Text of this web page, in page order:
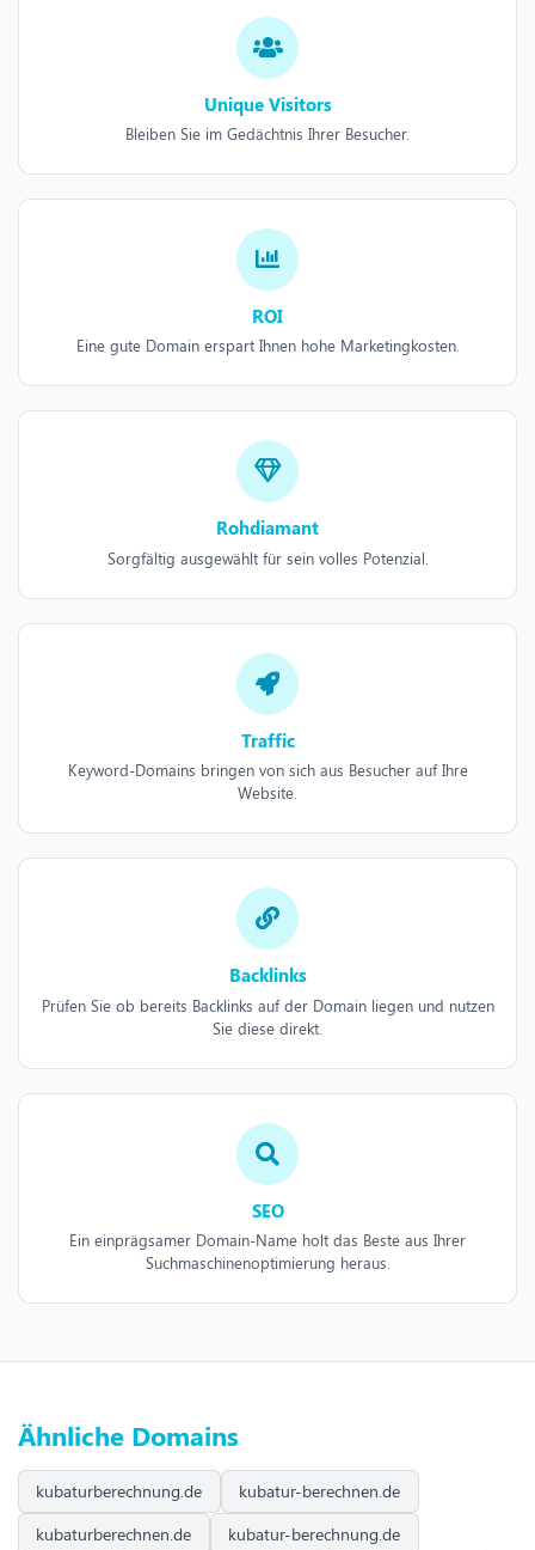
Unique Visitors
Bleiben Sie im Gedächtnis Ihrer Besucher.
ROI
Eine gute Domain erspart Ihnen hohe Marketingkosten.
Rohdiamant
Sorgfältig ausgewählt für sein volles Potenzial.
Traffic
Keyword-Domains bringen von sich aus Besucher auf Ihre
Website.
Backlinks
Prüfen Sie ob bereits Backlinks auf der Domain liegen und nutzen
Sie diese direkt.
SEO
Ein einprägsamer Domain-Name holt das Beste aus Ihrer
Suchmaschinenoptimierung heraus.
Ähnliche Domains
kubaturberechnung.de
kubatur-berechnen.de
kubaturberechnen.de
kubatur-berechnung.de